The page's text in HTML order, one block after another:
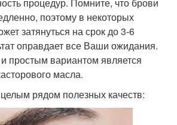
процедур. Помните, что брови
поэтому в некоторых
затянуться на срок до 3-6
оправдает все Ваши ожидания.
простым вариантом является
масла.
рядом полезных качеств: